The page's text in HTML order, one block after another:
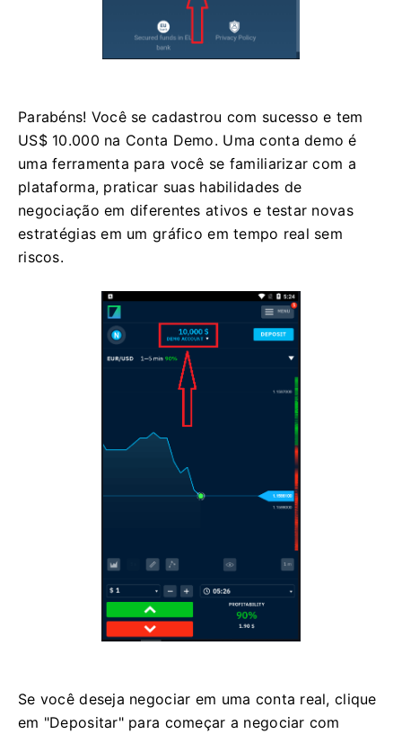
Parabéns! Você se cadastrou com sucesso e tem
US$ 10.000 na Conta Demo. Uma conta demo é
uma ferramenta para você se familiarizar com a
plataforma, praticar suas habilidades de
negociação em diferentes ativos e testar novas
estratégias em um gráfico em tempo real sem
riscos.
Se você deseja negociar em uma conta real, clique
em "Depositar" para começar a negociar com